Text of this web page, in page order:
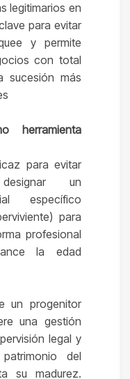
legitimarios en
para evitar
y permite
con total
sucesión más
herramienta
para evitar
un
específico
para
profesional
la edad
un progenitor
una gestión
legal y
del
su madurez.